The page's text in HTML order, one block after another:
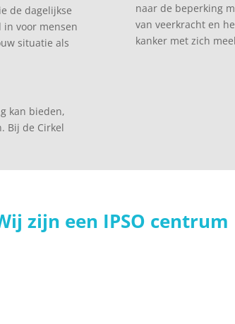
de dagelijkse
voor mensen
situatie als
kan bieden,
Bij de Cirkel
naar de beperking
van veerkracht en
kanker met zich
zijn een IPSO centrum